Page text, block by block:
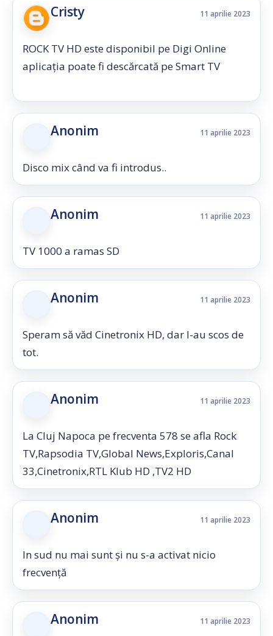
Cristy 11 aprilie 2023
ROCK TV HD este disponibil pe Digi Online
aplicația poate fi descărcată pe Smart TV
Anonim 11 aprilie 2023
Disco mix când va fi introdus..
Anonim 11 aprilie 2023
TV 1000 a ramas SD
Anonim 11 aprilie 2023
Speram să văd Cinetronix HD, dar l-au scos de
tot.
Anonim 11 aprilie 2023
La Cluj Napoca pe frecventa 578 se afla Rock
TV,Rapsodia TV,Global News,Exploris,Canal
33,Cinetronix,RTL Klub HD ,TV2 HD
Anonim 11 aprilie 2023
In sud nu mai sunt și nu s-a activat nicio
frecvență
Anonim 11 aprilie 2023